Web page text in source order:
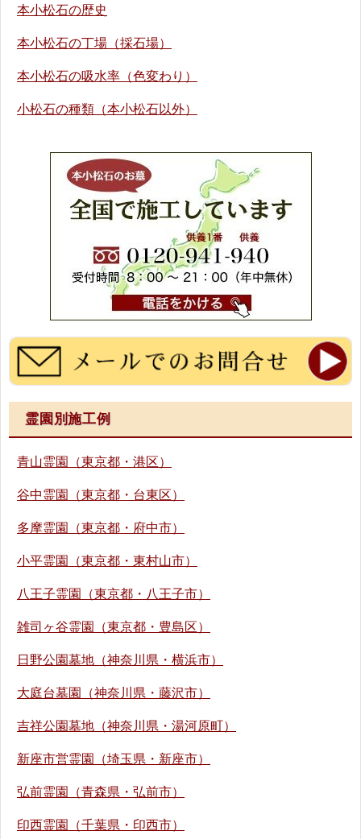
本小松石の歴史
本小松石の丁場（採石場）
本小松石の吸水率（色変わり）
小松石の種類（本小松石以外）
霊園別施工例
青山霊園（東京都・港区）
谷中霊園（東京都・台東区）
多摩霊園（東京都・府中市）
小平霊園（東京都・東村山市）
八王子霊園（東京都・八王子市）
雑司ヶ谷霊園（東京都・豊島区）
日野公園墓地（神奈川県・横浜市）
大庭台墓園（神奈川県・藤沢市）
吉祥公園墓地（神奈川県・湯河原町）
新座市営霊園（埼玉県・新座市）
弘前霊園（青森県・弘前市）
印西霊園（千葉県・印西市）